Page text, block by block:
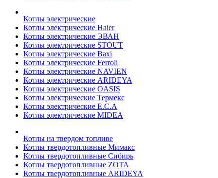
Котлы электрические
Котлы электрические Haier
Котлы электрические ЭВАН
Котлы электрические STOUT
Котлы электрические Baxi
Котлы электрические Ferroli
Котлы электрические NAVIEN
Котлы электрические ARIDEYA
Котлы электрические OASIS
Котлы электрические Термекс
Котлы электрические E.C.A
Котлы электрические MIDEA
Котлы на твердом топливе
Котлы твердотопливные Мимакс
Котлы твердотопливные Сибирь
Котлы твердотопливные ZOTA
Котлы твердотопливные ARIDEYA